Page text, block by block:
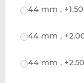
44 mm , +1.50
44 mm ,
44 mm , +2.50